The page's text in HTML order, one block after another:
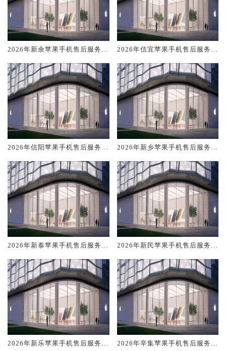
2026年新余苹果手机售后服务维
排名对比知名
2026年信宜苹果手机售后服务维
排名对比知名
2026年信阳苹果手机售后服务维
排名对比知名
2026年新乡苹果手机售后服务维
排名对比知名
2026年新泰苹果手机售后服务维
排名对比知名
2026年新民苹果手机售后服务维
排名对比知名
2026年新乐苹果手机售后服务维
2026年辛集苹果手机售后服务维